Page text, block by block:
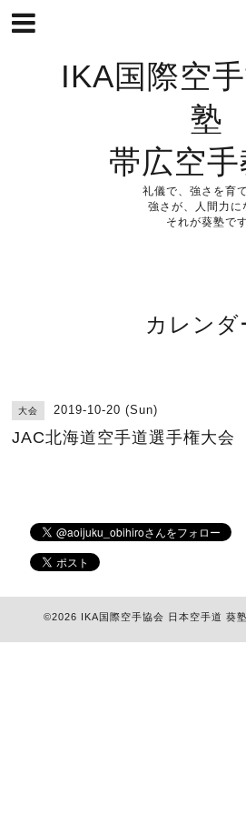
IKA国際空
塾
帯広空手
礼儀で、強さを育て
強さが、人間力に
それが葵塾で
カレンダ
大会 2019-10-20 (Sun)
JAC北海道空手道選手権大会
©2026 IKA国際空手協会 日本空手道 葵塾